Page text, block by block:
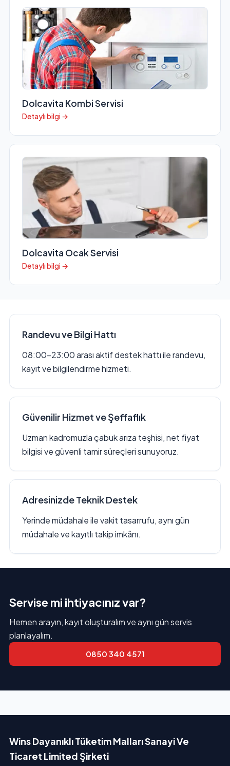
Dolcavita Kombi Servisi
Detaylı bilgi →
Dolcavita Ocak Servisi
Detaylı bilgi →
Randevu ve Bilgi Hattı
08:00–23:00 arası aktif destek hattı ile randevu,
kayıt ve bilgilendirme hizmeti.
Güvenilir Hizmet ve Şeffaflık
Uzman kadromuzla çabuk arıza teşhisi, net fiyat
bilgisi ve güvenli tamir süreçleri sunuyoruz.
Adresinizde Teknik Destek
Yerinde müdahale ile vakit tasarrufu, aynı gün
müdahale ve kayıtlı takip imkânı.
Servise mi ihtiyacınız var?
Hemen arayın, kayıt oluşturalım ve aynı gün servis
planlayalım.
0850 340 4571
Wins Dayanıklı Tüketim Malları Sanayi Ve
Ticaret Limited Şirketi